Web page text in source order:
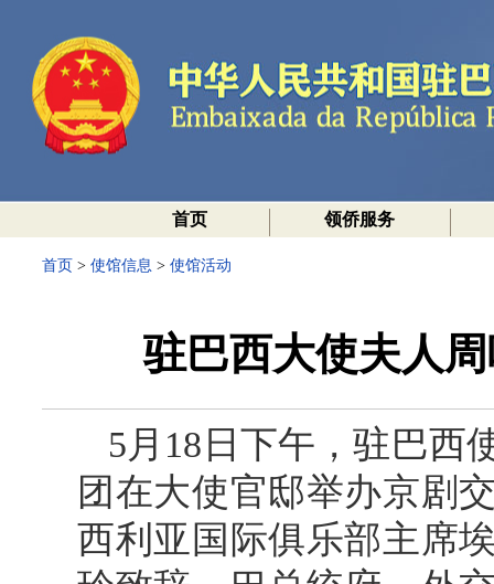
首页 领侨服务
首页 > 使馆信息 > 使馆活动
驻巴西大使夫人
5月18日下午，驻巴西
团在大使官邸举办京剧
西利亚国际俱乐部主席